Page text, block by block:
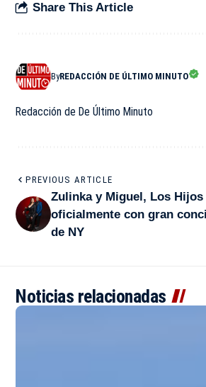
Share This Article
ByREDACCIÓN DE ÚLTIMO MINUTO
Redacción de De Último Minuto
PREVIOUS ARTICLE
Zulinka y Miguel, Los
oficialmente con gran
de NY
Noticias relacionadas